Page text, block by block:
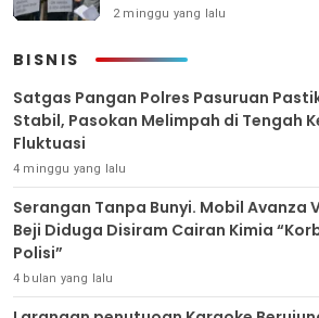
2 minggu yang lalu
BISNIS
Satgas Pangan Polres Pasuruan
Stabil, Pasokan Melimpah di Tengah
Fluktuasi
4 minggu yang lalu
Serangan Tanpa Bunyi. Mobil Avanza
Beji Diduga Disiram Cairan Kimia
Polisi”
4 bulan yang lalu